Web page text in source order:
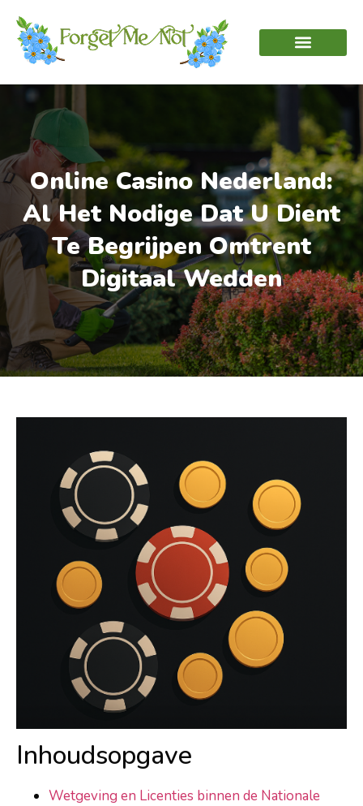
Online Casino Nederland:
Al Het Nodige Dat U Dient
Te Begrijpen Omtrent
Digitaal Wedden
Inhoudsopgave
Wetgeving en Licenties binnen de Nationale